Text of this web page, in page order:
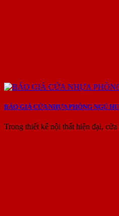
BÁO GIÁ CỬA NHỰA PHÒNG NGỦ
Trong thiết kế nội thất hiện đại,